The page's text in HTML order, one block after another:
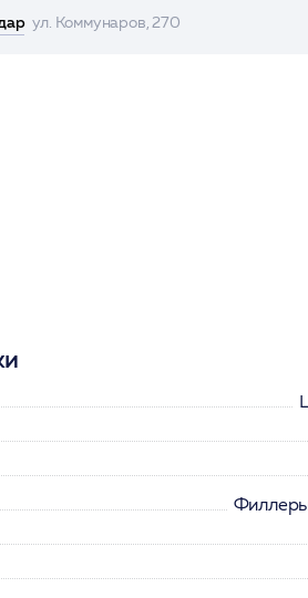
ул. Коммунаров, 270